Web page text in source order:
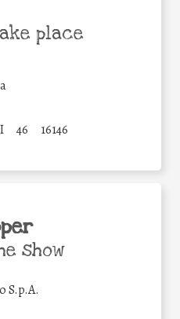
place
46 16146
show
S.p.A.